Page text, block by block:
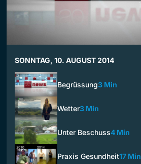
SONNTAG, 10. AUGUST 2014
Begrüssung3 Min
Wetter3 Min
Unter Beschuss4 Min
Praxis Gesundheit17 Min